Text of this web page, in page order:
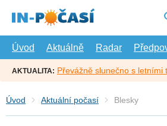
hlavní
Úvod
Aktuálně Radar
AKTUALITA: Převážně slunečno s letními
Úvod Aktuální počasí Blesky